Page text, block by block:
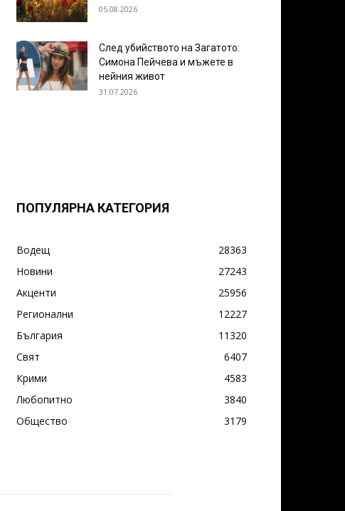
05.08.2026
След убийството на Загатото:
Симона Пейчева и мъжете в
нейния живот
31.07.2026
ПОПУЛЯРНА КАТЕГОРИЯ
Водещ
28363
Новини
27243
Акценти
25956
Регионални
12227
България
11320
Свят
6407
Крими
4583
Любопитно
3840
Общество
3179